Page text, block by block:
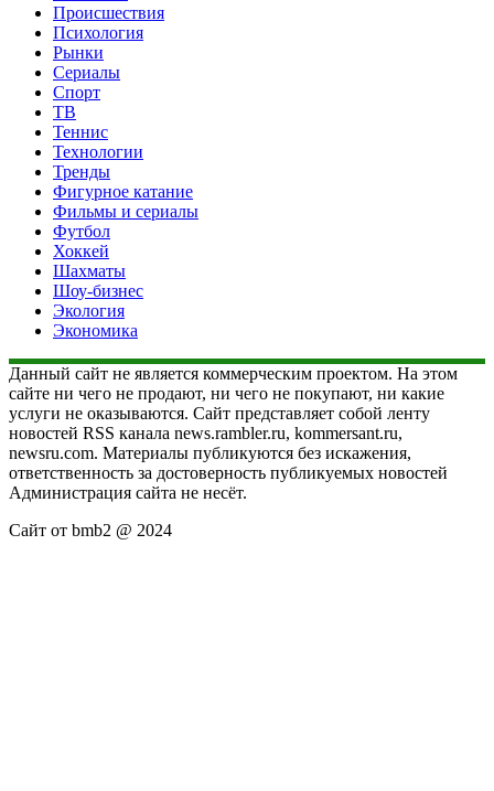
Происшествия
Психология
Рынки
Сериалы
Спорт
ТВ
Теннис
Технологии
Тренды
Фигурное катание
Фильмы и сериалы
Футбол
Хоккей
Шахматы
Шоу-бизнес
Экология
Экономика
Данный сайт не является коммерческим проектом. На этом
сайте ни чего не продают, ни чего не покупают, ни какие
услуги не оказываются. Сайт представляет собой ленту
новостей RSS канала news.rambler.ru, kommersant.ru,
newsru.com. Материалы публикуются без искажения,
ответственность за достоверность публикуемых новостей
Администрация сайта не несёт.
Сайт от bmb2 @ 2024